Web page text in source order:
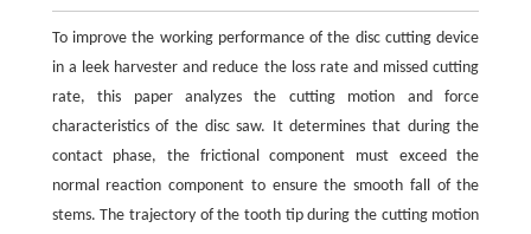
To improve the working performance of the disc cutting device
in a leek harvester and reduce the loss rate and missed cutting
rate, this paper analyzes the cutting motion and force
characteristics of the disc saw. It determines that during the
contact phase, the frictional component must exceed the
normal reaction component to ensure the smooth fall of the
stems. The trajectory of the tooth tip during the cutting motion